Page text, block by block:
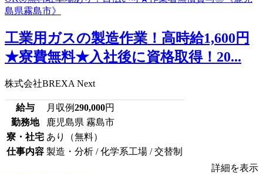
工業用ガスの製造作業！高時給1,600円
★寮費無料★入社後に資格取得！20...
株式会社BREXA Next
給与 月収例290,000円
勤務地
鹿児島県 霧島市
寮・社宅 あり（無料）
仕事内容 製造・分析 / 化学系工場 / 交替制
詳細を表示